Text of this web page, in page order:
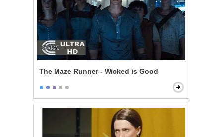
The Maze Runner - Wicked is Good